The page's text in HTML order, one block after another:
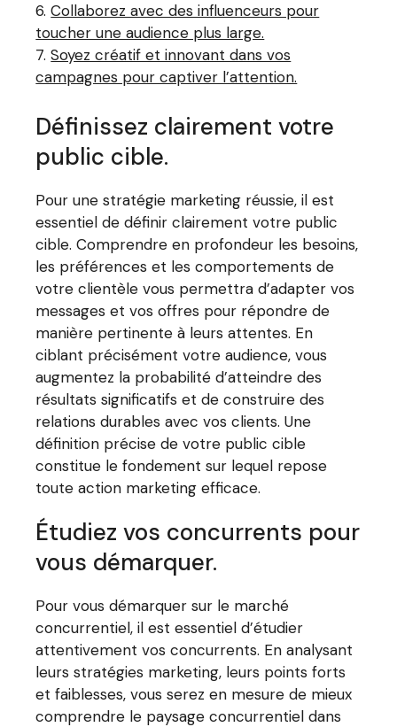
Collaborez avec des influenceurs pour
toucher une audience plus large.
Soyez créatif et innovant dans vos
campagnes pour captiver l’attention.
Définissez clairement votre
public cible.
Pour une stratégie marketing réussie, il est
essentiel de définir clairement votre public
cible. Comprendre en profondeur les besoins,
les préférences et les comportements de
votre clientèle vous permettra d’adapter vos
messages et vos offres pour répondre de
manière pertinente à leurs attentes. En
ciblant précisément votre audience, vous
augmentez la probabilité d’atteindre des
résultats significatifs et de construire des
relations durables avec vos clients. Une
définition précise de votre public cible
constitue le fondement sur lequel repose
toute action marketing efficace.
Étudiez vos concurrents pour
vous démarquer.
Pour vous démarquer sur le marché
concurrentiel, il est essentiel d’étudier
attentivement vos concurrents. En analysant
leurs stratégies marketing, leurs points forts
et faiblesses, vous serez en mesure de mieux
comprendre le paysage concurrentiel dans